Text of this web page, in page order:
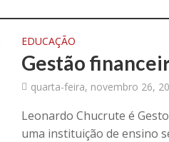
EDUCAÇÃO
Gestão
quarta-feira, novembro 26,
Leonardo Chucrute é
uma instituição de ensino